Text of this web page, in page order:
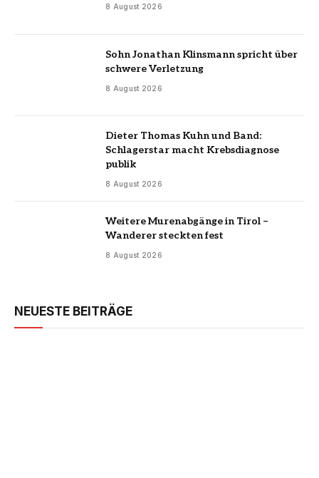
8 August 2026
Sohn Jonathan Klinsmann spricht über
schwere Verletzung
8 August 2026
Dieter Thomas Kuhn und Band:
Schlagerstar macht Krebsdiagnose
publik
8 August 2026
Weitere Murenabgänge in Tirol –
Wanderer steckten fest
8 August 2026
NEUESTE BEITRÄGE